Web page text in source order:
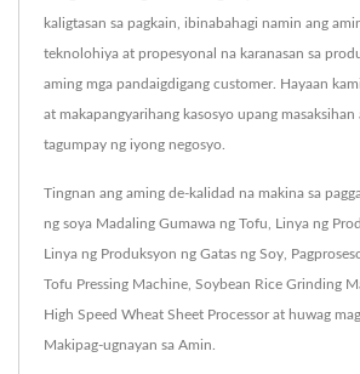
kaligtasan sa pagkain, ibinabahagi namin ang
teknolohiya at propesyonal na karanasan sa
aming mga pandaigdigang customer. Hayaan
at makapangyarihang kasosyo upang masaksihan
tagumpay ng iyong negosyo.
Tingnan ang aming de-kalidad na makina sa
ng soya Madaling Gumawa ng Tofu, Linya ng
Linya ng Produksyon ng Gatas ng Soy,
Tofu Pressing Machine, Soybean Rice Grinding
High Speed Wheat Sheet Processorat huwag
Makipag-ugnayan sa Amin.